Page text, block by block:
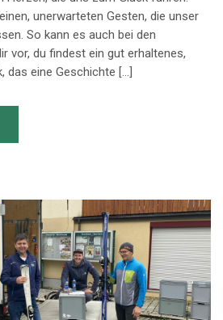
unerwarteten Gesten, die unser
So kann es auch bei den
vor, du findest ein gut erhaltenes,
das eine Geschichte […]